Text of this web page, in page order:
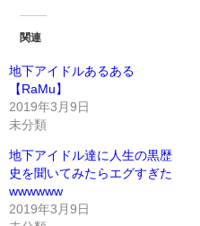
関連
地下アイドルあるある
【RaMu】
2019年3月9日
未分類
地下アイドル達に人生の黒歴
史を聞いてみたらエグすぎた
wwwwww
2019年3月9日